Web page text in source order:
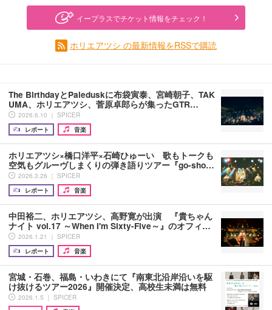
イープラスでチケット情報をチェック！
ホリエアツシ の最新情報をRSSで購読
The BirthdayとPaleduskに布袋寅泰、宮崎朝子、TAK
UMA、ホリエアツシ、菅原卓郎らが集ったGTR…
2026.6.10 ｜ SPICER
レポート
音楽
ホリエアツシ×橋口洋平×石崎ひゅーい 歌もトークも
空気もグルーヴしまくりの弾き語りツアー『go-sho…
2026.3.26 ｜ SPICER
レポート
音楽
中田裕二、ホリエアツシ、高野寛が出演 『貴ちゃん
ナイト vol.17 ～When I'm Sixty-Five～』のオフィ…
2026.1.21 ｜ SPICER
レポート
音楽
宮城・石巻、福島・いわきにて『南東北沿岸沿いを駆
け抜けるツアー2026』開催決定、高校生未満は無料
2026.1.5 ｜ SPICER